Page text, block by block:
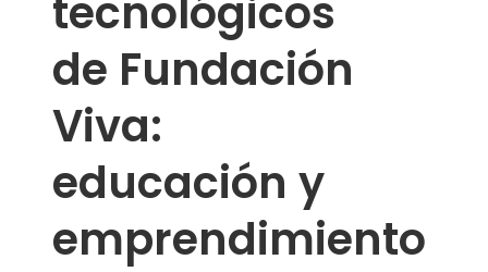
tecnológicos
de Fundación
Viva:
educación y
emprendimiento